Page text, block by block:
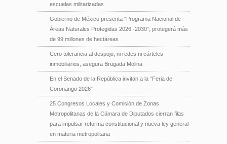
escuelas militarizadas
Gobierno de México presenta “Programa Nacional de
Áreas Naturales Protegidas 2026 -2030”; protegerá más
de 99 millones de hectáreas
Cero tolerancia al despojo, ni redes ni cárteles
inmobiliarios, asegura Brugada Molina
En el Senado de la República invitan a la “Feria de
Coronango 2026”
25 Congresos Locales y Comisión de Zonas
Metropolitanas de la Cámara de Diputados cierran filas
para impulsar reforma constitucional y nueva ley general
en materia metropolitana